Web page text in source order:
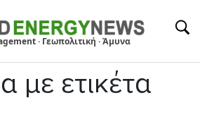
· Γεωπολιτική · Άμυνα
με ετικέτα